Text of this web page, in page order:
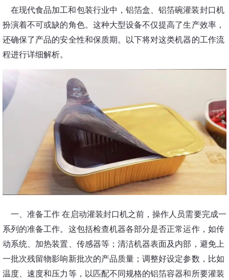
在现代食品加工和包装行业中，铝箔盒、铝箔碗灌装封口机
扮演着不可或缺的角色。这种大型设备不仅提高了生产效率，
还确保了产品的安全性和保质期。以下将对这类机器的工作流
程进行详细解析。
一、准备工作 在启动灌装封口机之前，操作人员需要完成一
系列的准备工作。这包括检查机器各部分是否正常运作，如传
动系统、加热装置、传感器等；清洁机器表面及内部，避免上
一批次残留物影响新批次的产品质量；调整好设定参数，比如
温度、速度和压力等，以匹配不同规格的铝箔容器和所要灌装